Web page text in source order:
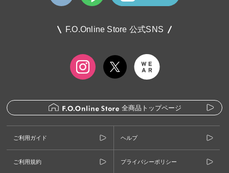
F.O.Online Store 公式SNS
全商品トップページ
ご利用ガイド ヘルプ
ご利用規約 プライバシーポリシー